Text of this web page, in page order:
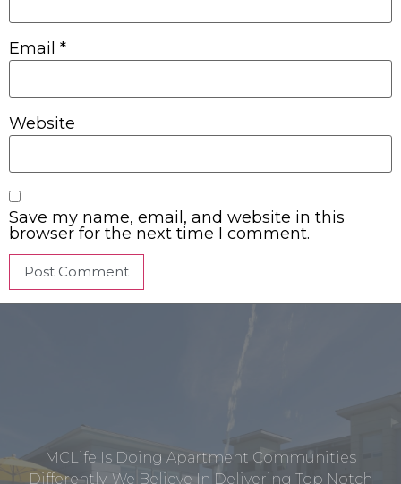
Email *
Website
Save my name, email, and website in this
browser for the next time I comment.
MCLife Is Doing Apartment Communities
Differently. We Believe In Delivering Top Notch